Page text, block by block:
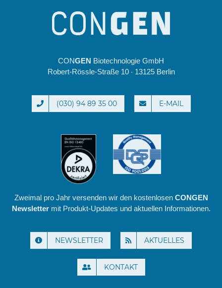
CONGEN Biotechnologie GmbH
Robert-Rössle-Straße 10 · 13125 Berlin
(030) 94 89 35 00 E-MAIL
Zweimal pro Jahr versenden wir den kostenlosen CONGEN
Newslettermit Produkt-Updates und aktuellen Informationen.
NEWSLETTER AKTUELLES
KONTAKT